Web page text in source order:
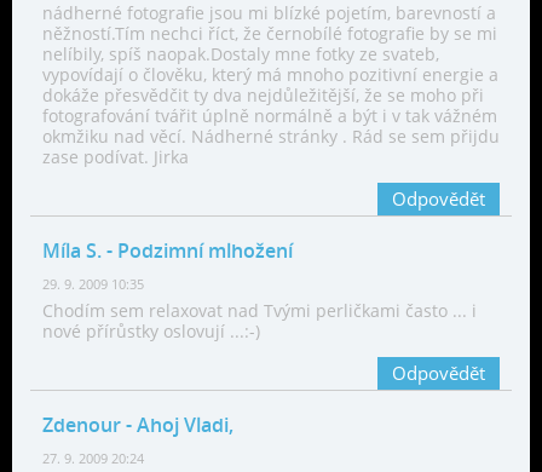
nádherné fotografie jsou mi blízké pojetím, barevností a
něžností.Tím nechci říct, že černobílé fotografie by se mi
nelíbily, spíš naopak.Dostaly mne fotky ze svateb,
vypovídají o člověku, který má mnoho pozitivní energie a
dokáže přesvědčit ty dva nejdůležitější, že se moho při
fotografování tvářit úplně normálně a být i v tak vážném
okmžiku nad věcí. Nádherné stránky . Rád se sem přijdu
zase podívat. Jirka
Odpovědět
Míla S.- Podzimní mlhožení
29. 9. 2009 10:35
Chodím sem relaxovat nad Tvými perličkami často ... i
nové přírůstky oslovují ...:-)
Odpovědět
Zdenour- Ahoj Vladi,
27. 9. 2009 20:24